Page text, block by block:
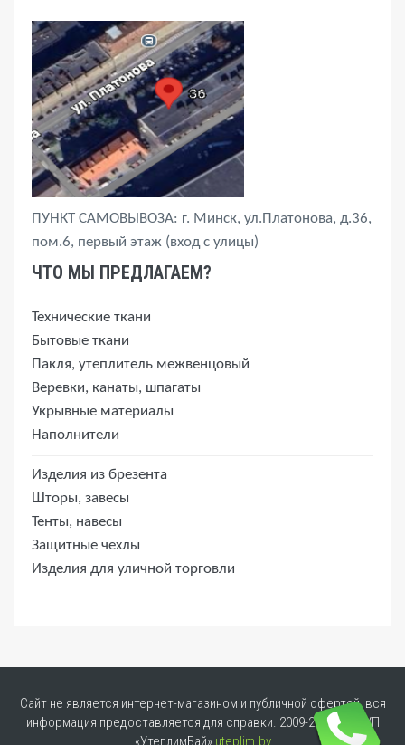
ПУНКТ САМОВЫВОЗА: г. Минск, ул.Платонова, д.36,
пом.6, первый этаж (вход с улицы)
ЧТО МЫ ПРЕДЛАГАЕМ?
Технические ткани
Бытовые ткани
Пакля, утеплитель межвенцовый
Веревки, канаты, шпагаты
Укрывные материалы
Наполнители
Изделия из брезента
Шторы, завесы
Тенты, навесы
Защитные чехлы
Изделия для уличной торговли
Сайт не является интернет-магазином и публичной офертой, вся
информация предоставляется для справки. 2009-2026 © ЧТУП
«УтеплимБай» uteplim.by